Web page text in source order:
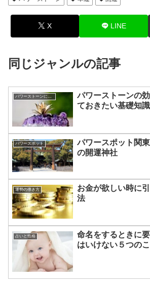
X LINE
同じジャンルの記事
パワーストーンについて
パワーストーンの
ておきたい基礎知識
パワースポット
パワースポット関
の開運神社
運勢の導き方
お金が欲しい時に
法
占いと性格
命名をするときに
はいけない５つの